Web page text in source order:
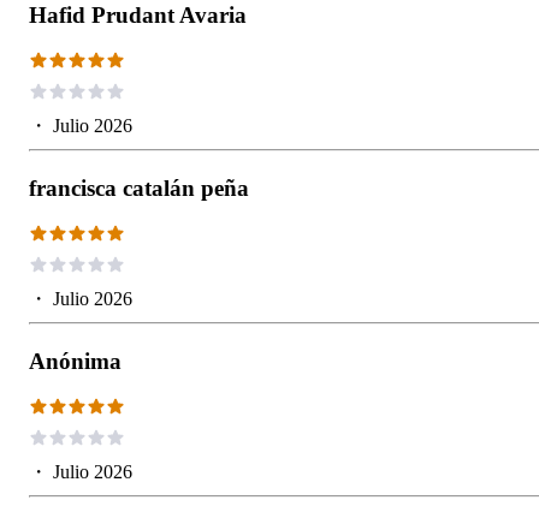
Hafid Prudant Avaria
・ Julio 2026
francisca catalán peña
・ Julio 2026
Anónima
・ Julio 2026